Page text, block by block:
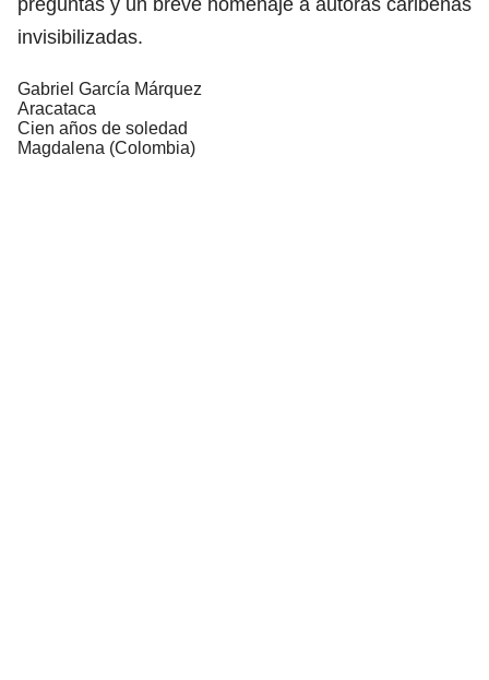
invisibilizadas.
Gabriel García Márquez
Aracataca
Cien años de soledad
Magdalena (Colombia)